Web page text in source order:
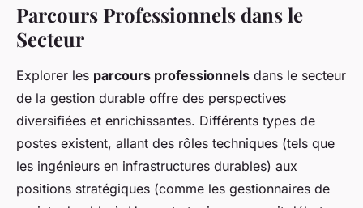
Parcours Professionnels dans le
Secteur
Explorer les parcours professionnels dans le secteur
de la gestion durable offre des perspectives
diversifiées et enrichissantes. Différents types de
postes existent, allant des rôles techniques (tels que
les ingénieurs en infrastructures durables) aux
positions stratégiques (comme les gestionnaires de